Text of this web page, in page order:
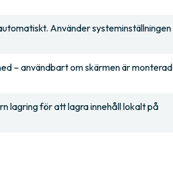
Använder systeminställningen
– användbart om skärmen är monterad
lagring för att lagra innehåll lokalt på